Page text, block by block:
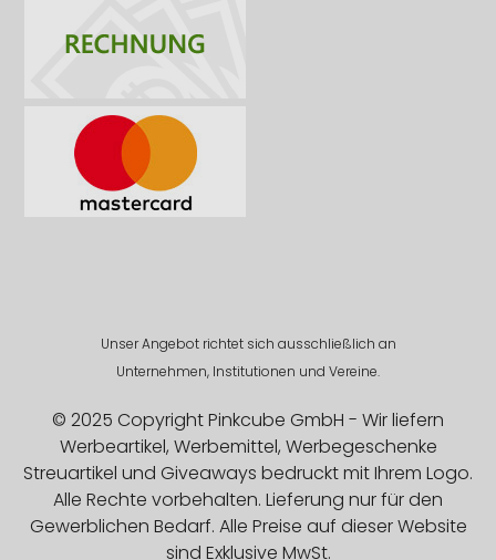
Unser Angebot richtet sich ausschließlich an
Unternehmen, Institutionen und Vereine.
© 2025 Copyright Pinkcube GmbH - Wir liefern
Werbeartikel, Werbemittel, Werbegeschenke
Streuartikel und Giveaways bedruckt mit Ihrem Logo.
Alle Rechte vorbehalten. Lieferung nur für den
Gewerblichen Bedarf. Alle Preise auf dieser Website
sind Exklusive MwSt.